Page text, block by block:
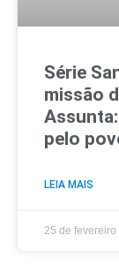
Série
missão
pelo
LEIA MAIS
25 de fevereiro